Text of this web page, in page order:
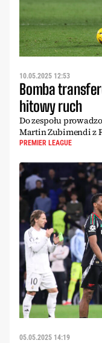
10.05.2025 12:53
Bomba
hitowy ruch
Do zespołu
Martin Zubimendi z
PREMIER LEAGUE
05.05.2025 14:19